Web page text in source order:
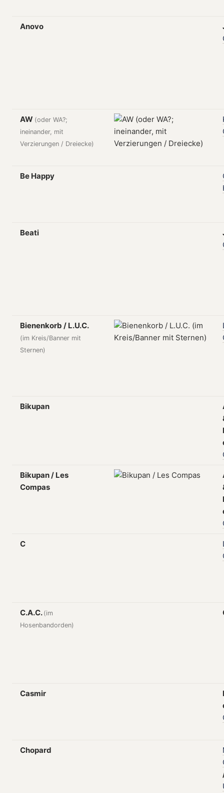
Anovo
AW (oder WA?;
ineinander, mit
Verzierungen / Dreiecke)
Be Happy
Beati
Bienenkorb / L.U.C.
(im Kreis/Banner mit
Sternen)
Bikupan
Bikupan / Les
Compas
C
C.A.C. (im
Hosenbandorden)
Casmir
Chopard